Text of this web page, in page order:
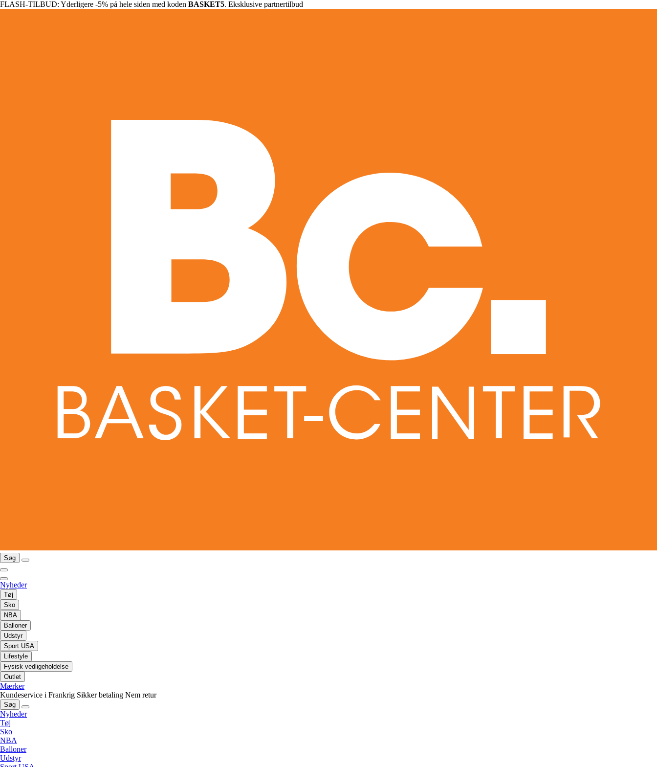
FLASH-TILBUD: Yderligere -5% på hele siden med koden BASKET5. Eksklusive partnertilbud
Søg
Nyheder
Tøj
Sko
NBA
Balloner
Udstyr
Sport USA
Lifestyle
Fysisk vedligeholdelse
Outlet
Mærker
Kundeservice i Frankrig Sikker betaling Nem retur
Søg
Nyheder
Tøj
Sko
NBA
Balloner
Udstyr